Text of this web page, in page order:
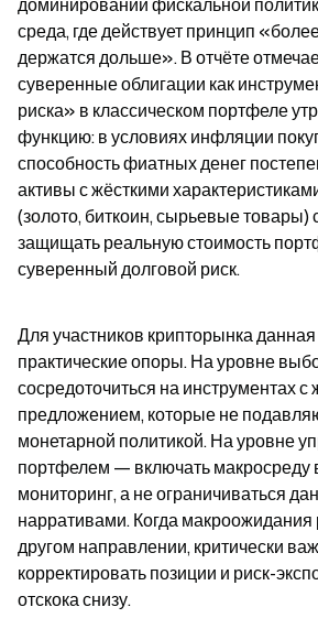
доминировании фискальной
среда, где действует принцип
держатся дольше». В отчёте
суверенные облигации как
риска» в классическом портфеле
функцию: в условиях инфляции
способность фиатных денег
активы с жёсткими
(золото, биткоин, сырьевые
защищать реальную стоимость
суверенный долговой риск.
Для участников крипторынка
практические опоры. На уровне
сосредоточиться на инструментах с
предложением, которые не
монетарной политикой. На уровне
портфелем — включать макросреду
мониторинг, а не ограничиваться
нарративами. Когда макроожидания
другом направлении, критически
корректировать позиции и риск-
отскока снизу.